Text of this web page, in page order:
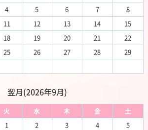
4 5 6 7
8
11 12 13 14
15
18 19 20 21
22
25 26 27 28
29
翌月(2026年9月)
火 水 木 金
土
1
2 3 4
5